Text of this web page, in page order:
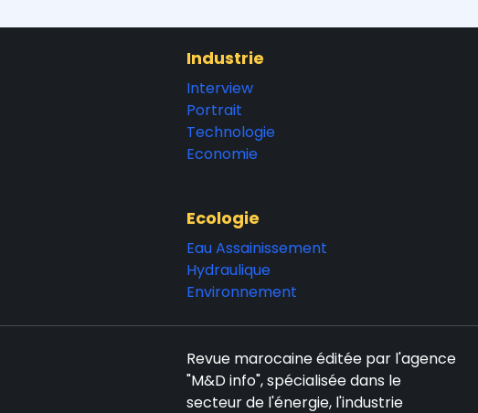
Industrie
Interview
Portrait
Technologie
Economie
Ecologie
Eau Assainissement
Hydraulique
Environnement
Revue marocaine éditée par l'agence
"M&D info", spécialisée dans le
secteur de l'énergie, l'industrie